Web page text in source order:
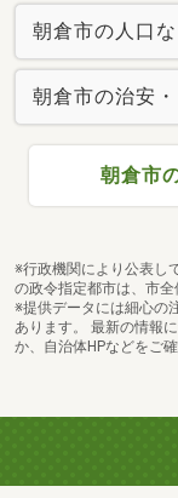
朝倉市の人口
朝倉市の治安
朝倉市
※行政機関により公表し
の政令指定都市は、市全
※提供データには細心の
あります。 最新の情報
か、自治体HPなどをご確